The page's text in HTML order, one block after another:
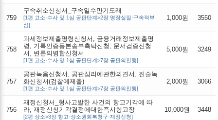
759
구속취소신청서_구속일수만기도래
[1편 고소·수사 및 1심 공판단계>2장 영장실질·구속적부
심]
1,000원 3550
758
과세정보제출명령신청서, 금융거래정보제출명
령, 기록인증등본송부촉탁신청, 문서검증신청
서, 변론의병합신청서
[1편 고소·수사 및 1심 공판단계>7장 공판의진행]
5,000원 3249
757
공판녹음신청서, 공판심리에관한의견서, 진술녹
화신청서(검찰에제출)
[1편 고소·수사 및 1심 공판단계>7장 공판의진행]
2,000원 3066
756
재정신청서_형사고발한 사건의 항고기각에 따
라, 재정신청기각결정에대한즉시항고장
[2편 상소>3장 항고·상소권회복청구·재정신청]
10,000원 3448